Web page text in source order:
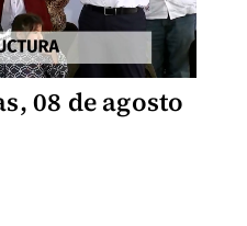
08 de agosto